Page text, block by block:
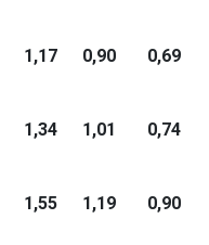
1,17 0,90 0,69
1,34 1,01 0,74
1,55 1,19 0,90